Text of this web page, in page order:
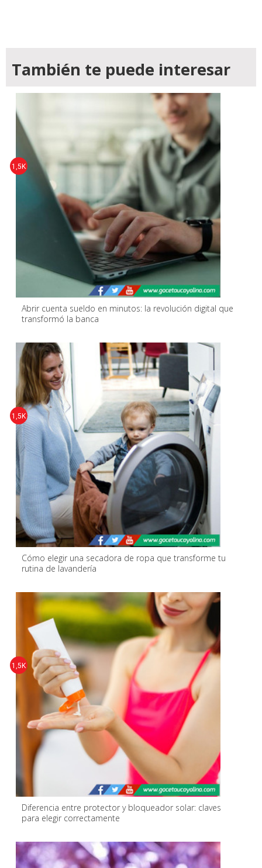
También te puede interesar
Abrir cuenta sueldo en minutos: la revolución digital que
transformó la banca
1,5K
Cómo elegir una secadora de ropa que transforme tu
rutina de lavandería
1,5K
Diferencia entre protector y bloqueador solar: claves
para elegir correctamente
1,5K